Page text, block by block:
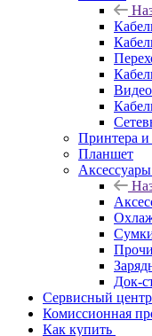
Принтера
Планшет
Док-
Сервисный центр
Комиссионная
Как купить